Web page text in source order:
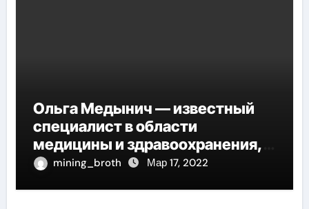
Ольга Медынич — известный
специалист в области
медицины и здравоохранения,
автор многочисленных научных
mining_broth Мар 17, 2022